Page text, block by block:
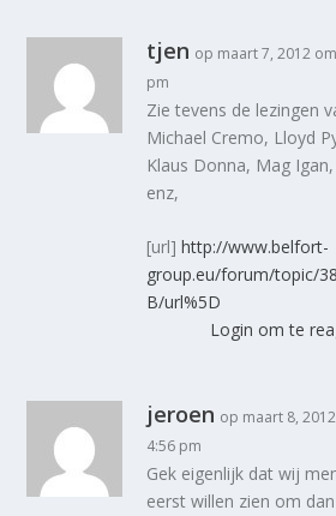
tjen op maart 7, 2012
pm
Zie tevens de lezingen
Michael Cremo, Lloyd
Klaus Donna, Mag
enz,
[url]http://www.belfort-
group.eu/forum/topic/
B/url%5D
Login om te
jeroen op maart 8,
4:56 pm
Gek eigenlijk dat wij
eerst willen zien om